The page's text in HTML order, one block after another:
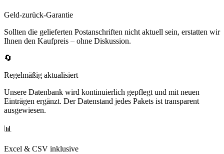
Geld-zurück-Garantie
Sollten die gelieferten Postanschriften nicht aktuell sein, erstatten wir
Ihnen den Kaufpreis – ohne Diskussion.
🔄
Regelmäßig aktualisiert
Unsere Datenbank wird kontinuierlich gepflegt und mit neuen
Einträgen ergänzt. Der Datenstand jedes Pakets ist transparent
ausgewiesen.
📊
Excel & CSV inklusive